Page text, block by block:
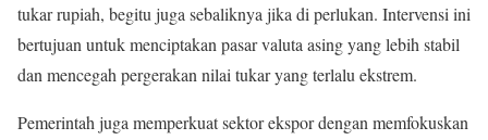
tukar rupiah, begitu juga sebaliknya jika di perlukan. Intervensi ini
bertujuan untuk menciptakan pasar valuta asing yang lebih stabil
dan mencegah pergerakan nilai tukar yang terlalu ekstrem.
Pemerintah juga memperkuat sektor ekspor dengan memfokuskan